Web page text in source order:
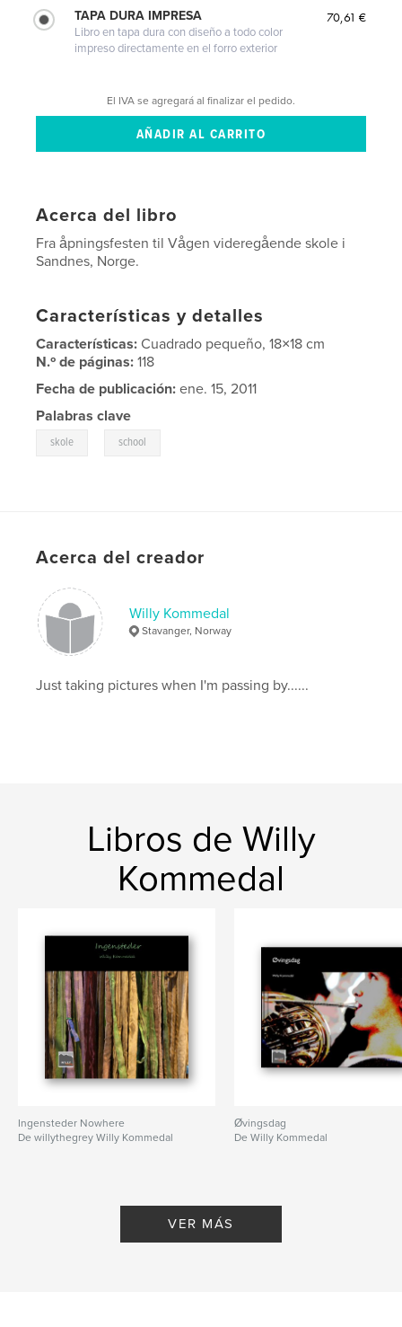
TAPA DURA IMPRESA
Libro en tapa dura con diseño a todo color
impreso directamente en el forro exterior
70,61 €
El IVA se agregará al finalizar el pedido.
Acerca del libro
Fra åpningsfesten til Vågen videregående skole i
Sandnes, Norge.
Características y detalles
Características:Cuadrado pequeño, 18×18 cm
N.º de páginas:118
Fecha de publicación: ene. 15, 2011
Palabras clave
skole school
Acerca del creador
Willy Kommedal
Stavanger, Norway
Just taking pictures when I'm passing by......
Libros de Willy
Kommedal
Ingensteder Nowhere
De willythegrey Willy Kommedal
Øvingsdag
De Willy Kommedal
VER MÁS